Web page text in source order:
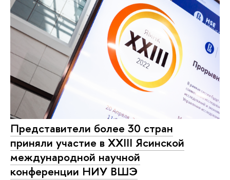
Представители более 30 стран
приняли участие в ХХIII Ясинской
международной научной
конференции НИУ ВШЭ